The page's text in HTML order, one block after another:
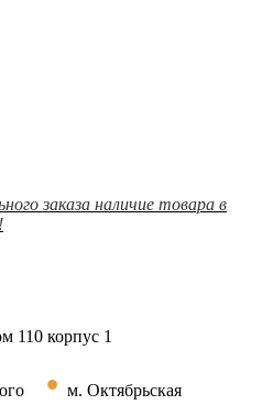
заказа наличие товара в
110 корпус 1
• м. Октябрьская